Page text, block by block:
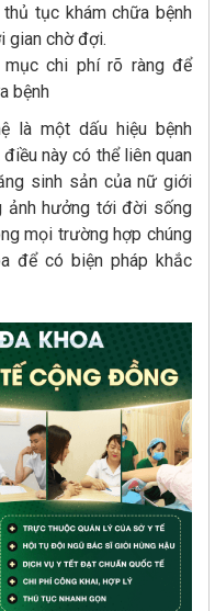
tục khám chữa bệnh
gian chờ đợi.
chi phí rõ ràng để
bệnh
là một dấu hiệu bệnh
này có thể liên quan
sinh sản của nữ giới
ảnh hưởng tới đời sống
mọi trường hợp chúng
để có biện pháp khắc